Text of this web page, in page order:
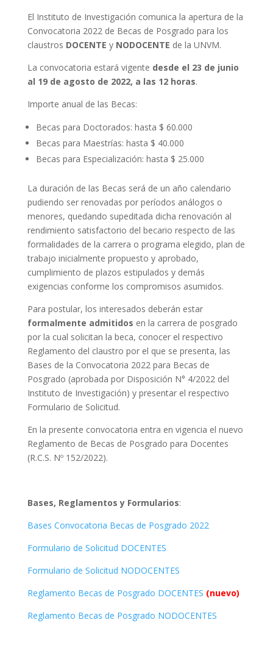
El Instituto de Investigación comunica la apertura de la
Convocatoria 2022 de Becas de Posgrado para los
claustros DOCENTE y NODOCENTE de la UNVM.
La convocatoria estará vigente desde el 23 de junio
al 19 de agosto de 2022, a las 12 horas.
Importe anual de las Becas:
Becas para Doctorados: hasta $ 60.000
Becas para Maestrías: hasta $ 40.000
Becas para Especialización: hasta $ 25.000
La duración de las Becas será de un año calendario
pudiendo ser renovadas por períodos análogos o
menores, quedando supeditada dicha renovación al
rendimiento satisfactorio del becario respecto de las
formalidades de la carrera o programa elegido, plan de
trabajo inicialmente propuesto y aprobado,
cumplimiento de plazos estipulados y demás
exigencias conforme los compromisos asumidos.
Para postular, los interesados deberán estar
formalmente admitidos en la carrera de posgrado
por la cual solicitan la beca, conocer el respectivo
Reglamento del claustro por el que se presenta, las
Bases de la Convocatoria 2022 para Becas de
Posgrado (aprobada por Disposición N° 4/2022 del
Instituto de Investigación) y presentar el respectivo
Formulario de Solicitud.
En la presente convocatoria entra en vigencia el nuevo
Reglamento de Becas de Posgrado para Docentes
(R.C.S. Nº 152/2022).
Bases, Reglamentos y Formularios:
Bases Convocatoria Becas de Posgrado 2022
Formulario de Solicitud DOCENTES
Formulario de Solicitud NODOCENTES
Reglamento Becas de Posgrado DOCENTES (nuevo)
Reglamento Becas de Posgrado NODOCENTES